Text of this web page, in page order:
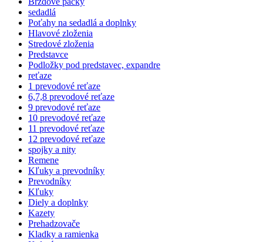
sedadlá
Poťahy na sedadlá a doplnky
Hlavové zloženia
Stredové zloženia
Predstavce
Podložky pod predstavec, expandre
reťaze
1 prevodové reťaze
6,7,8 prevodové reťaze
9 prevodové reťaze
10 prevodové reťaze
11 prevodové reťaze
12 prevodové reťaze
spojky a nity
Remene
Kľuky a prevodníky
Prevodníky
Kľuky
Diely a doplnky
Kazety
Prehadzovače
Kladky a ramienka